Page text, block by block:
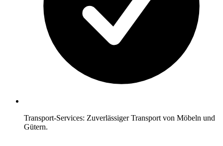
Transport-Services: Zuverlässiger Transport von Möbeln und
Gütern.